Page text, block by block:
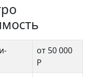
от 50 000
Р